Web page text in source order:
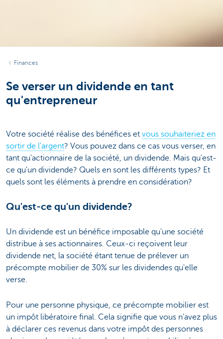
Finances
Se verser un dividende en tant
qu'entrepreneur
Votre société réalise des bénéfices et vous souhaiteriez en
sortir de l'argent? Vous pouvez dans ce cas vous verser, en
tant qu'actionnaire de la société, un dividende. Mais qu'est-
ce qu'un dividende? Quels en sont les différents types? Et
quels sont les éléments à prendre en considération?
Qu'est-ce qu'un dividende?
Un dividende est un bénéfice imposable qu'une société
distribue à ses actionnaires. Ceux-ci reçoivent leur
dividende net, la société étant tenue de prélever un
précompte mobilier de 30% sur les dividendes qu'elle
verse.
Pour une personne physique, ce précompte mobilier est
un impôt libératoire final. Cela signifie que vous n'avez plus
à déclarer ces revenus dans votre impôt des personnes